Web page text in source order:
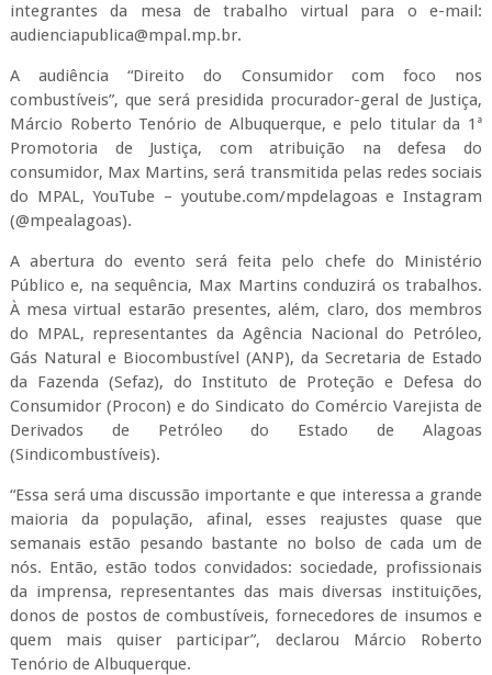
integrantes da mesa de trabalho virtual para o e-mail:
audienciapublica@mpal.mp.br.
A audiência “Direito do Consumidor com foco nos
combustíveis”, que será presidida procurador-geral de Justiça,
Márcio Roberto Tenório de Albuquerque, e pelo titular da 1ª
Promotoria de Justiça, com atribuição na defesa do
consumidor, Max Martins, será transmitida pelas redes sociais
do MPAL, YouTube – youtube.com/mpdelagoas e Instagram
(@mpealagoas).
A abertura do evento será feita pelo chefe do Ministério
Público e, na sequência, Max Martins conduzirá os trabalhos.
À mesa virtual estarão presentes, além, claro, dos membros
do MPAL, representantes da Agência Nacional do Petróleo,
Gás Natural e Biocombustível (ANP), da Secretaria de Estado
da Fazenda (Sefaz), do Instituto de Proteção e Defesa do
Consumidor (Procon) e do Sindicato do Comércio Varejista de
Derivados de Petróleo do Estado de Alagoas
(Sindicombustíveis).
“Essa será uma discussão importante e que interessa a grande
maioria da população, afinal, esses reajustes quase que
semanais estão pesando bastante no bolso de cada um de
nós. Então, estão todos convidados: sociedade, profissionais
da imprensa, representantes das mais diversas instituições,
donos de postos de combustíveis, fornecedores de insumos e
quem mais quiser participar”, declarou Márcio Roberto
Tenório de Albuquerque.